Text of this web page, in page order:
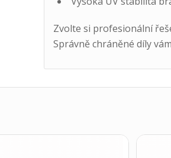
Zvolte si profesionální
Správně chráněné díly